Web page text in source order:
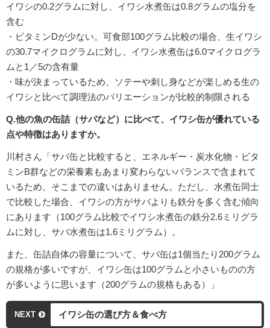
イワシの0.2グラムに対し、イワシ水煮缶は0.8グラムの塩分を
含む
・ビタミンDが少ない。可食部100グラム比較の場合、生イワシ
の30.7マイクログラムに対し、イワシ水煮缶は6.0マイクログラ
ムと1／5の含有量
・味が決まっているため、ソテーや刺し身などが楽しめる生の
イワシと比べて調理法のバリエーションが比較的制限される
Q.他の魚の缶詰（サバなど）に比べて、イワシ缶が優れている
点や特徴はありますか。
川村さん「サバ缶と比較すると、エネルギー・炭水化物・ビタ
ミンB群などの栄養素もあまり変わらないバランスで含まれて
いるため、そこまでの違いはありません。ただし、水煮缶同士
で比較した場合、イワシの方がサバよりも鉄分を多く含む傾向
にあります（100グラム比較でイワシ水煮缶の鉄分2.6ミリグラ
ムに対し、サバ水煮缶は1.6ミリグラム）。
また、缶詰自体の容量について、サバ缶は1個当たり200グラム
の規格が多いですが、イワシ缶は100グラムと小さいものの方
が多いように思います（200グラムの規格もある）」
NEXT イワシ缶の選び方＆食べ方